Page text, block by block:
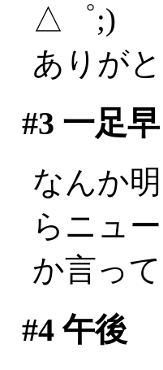
△゜;)
ありが
#3 一足
なんか
らニュ
か言っ
#4午後